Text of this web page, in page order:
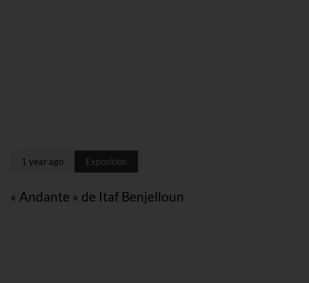
1 year ago Exposition
« Andante » de Itaf Benjelloun